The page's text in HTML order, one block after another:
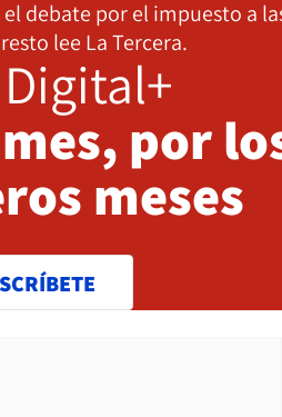
debate por el impuesto a
lee La Tercera.
por
meses